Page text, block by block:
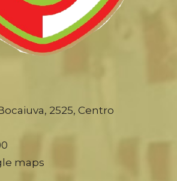
2525, Centro
maps